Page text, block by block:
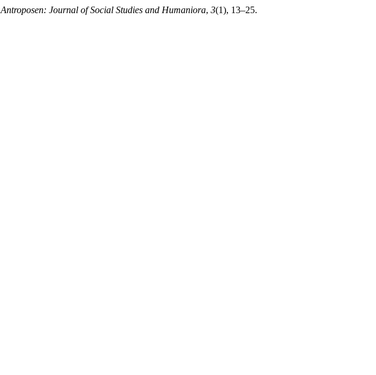
Antroposen: Journal of Social Studies and Humaniora, 3(1), 13–25.